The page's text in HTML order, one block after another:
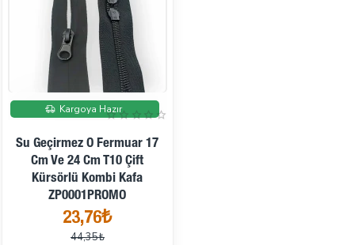
İndirimde
Kargoya Hazır
Su Geçirmez O Fermuar 17
Cm Ve 24 Cm T10 Çift
Kürsörlü Kombi Kafa
ZP0001PROMO
23,76₺
44,35₺